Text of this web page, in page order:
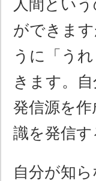
人間とい
ができま
うに「う
きます。
発信源を
識を発信す
自分が知